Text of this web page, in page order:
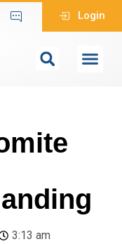
Login
3:13 am